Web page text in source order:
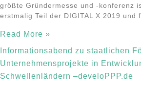
größte Gründermesse und -konferenz
erstmalig Teil der DIGITAL X 2019 und
Read More »
Informationsabend zu staatlichen
Unternehmensprojekte in
Schwellenländern –develoPPP.de